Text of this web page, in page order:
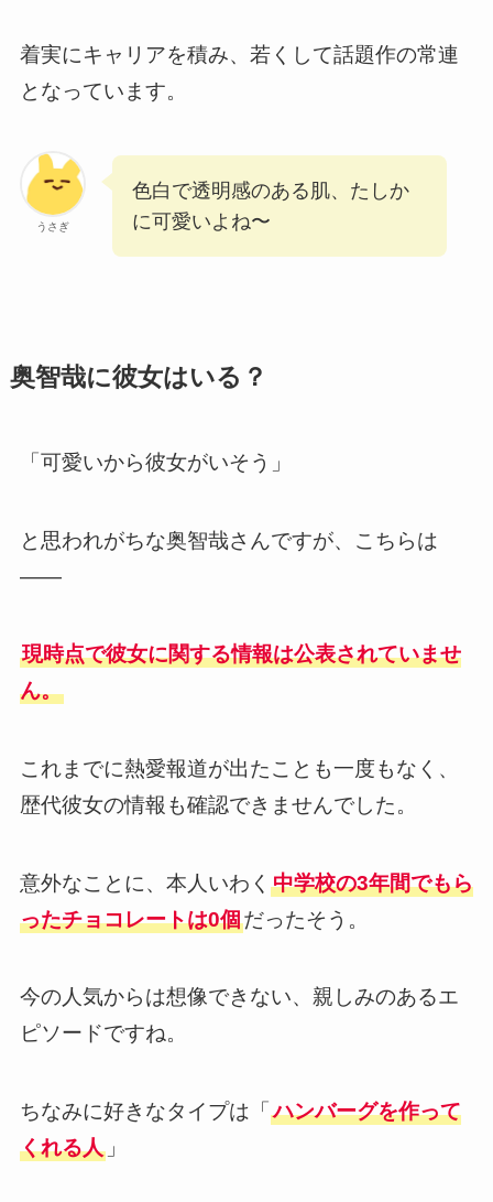
着実にキャリアを積み、若くして話題作の常連
となっています。
うさぎ
色白で透明感のある肌、たしか
に可愛いよね〜
奥智哉に彼女はいる？
「可愛いから彼女がいそう」
と思われがちな奥智哉さんですが、こちらは
——
現時点で彼女に関する情報は公表されていませ
ん。
これまでに熱愛報道が出たことも一度もなく、
歴代彼女の情報も確認できませんでした。
意外なことに、本人いわく 中学校の3年間でもら
ったチョコレートは0個だったそう。
今の人気からは想像できない、親しみのあるエ
ピソードですね。
ちなみに好きなタイプは「ハンバーグを作って
くれる人」